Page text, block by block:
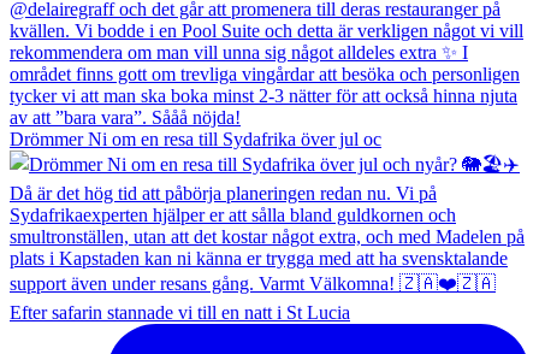
Drömmer Ni om en resa till Sydafrika över jul oc
Efter safarin stannade vi till en natt i St Lucia